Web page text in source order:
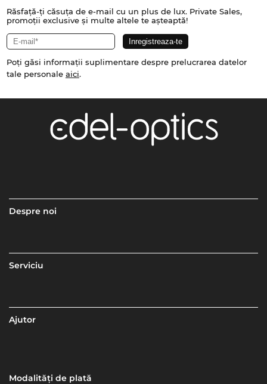
Răsfață-ți căsuța de e-mail cu un plus de lux. Private Sales,
promoții exclusive și multe altele te așteaptă!
Poți găsi informații suplimentare despre prelucrarea datelor
tale personale aici.
Despre noi
Serviciu
Ajutor
Modalități de plată